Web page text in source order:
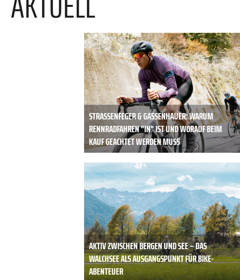
STRASSENFEGER & GASSENHAUER: WARUM R
ENNRADFAHREN "IN" IST UND WORAUF BEIM K
AUF GEACHTET WERDEN MUSS
AKTIV ZWISCHEN BERGEN UND SEE – DAS
WALCHSEE ALS AUSGANGSPUNKT FÜR BIKE-
ABENTEUER